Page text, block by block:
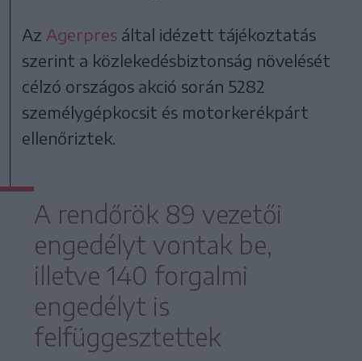
Az Agerpres által idézett tájékoztatás
szerint a közlekedésbiztonság növelését
célzó országos akció során 5282
személygépkocsit és motorkerékpárt
ellenőriztek.
A rendőrök 89 vezetői
engedélyt vontak be,
illetve 140 forgalmi
engedélyt is
felfüggesztettek